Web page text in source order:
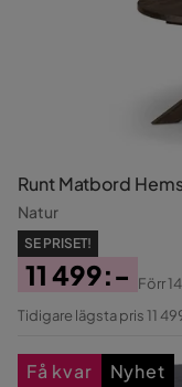
Runt Matbord
Natur
SE PRISET!
Pris
11 499:-
Original
Förr
Tidigare lägsta pris 11
Få kvar Nyhet